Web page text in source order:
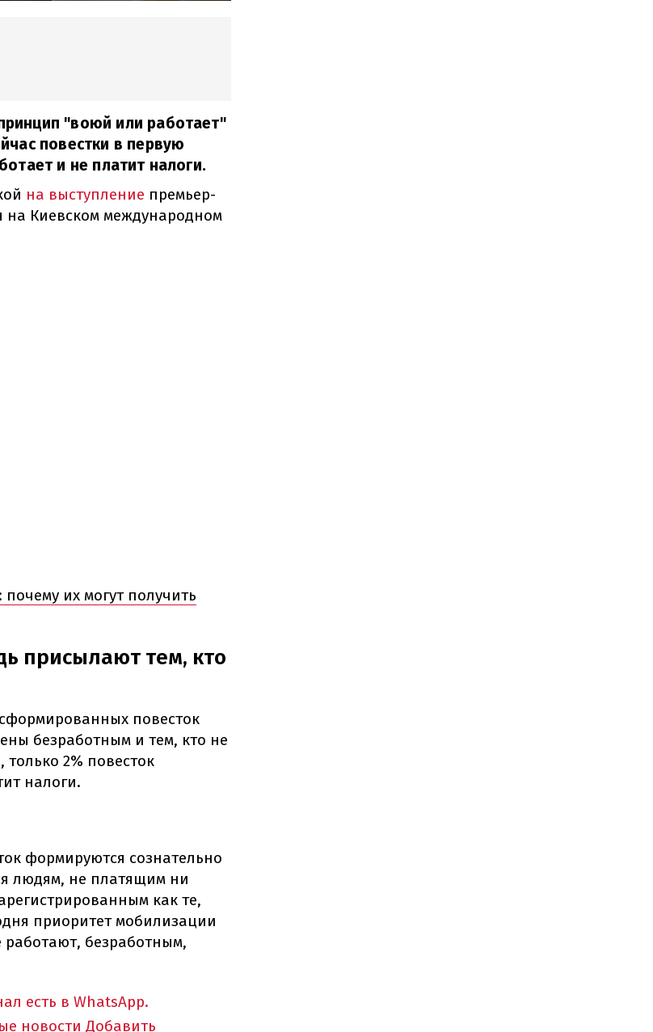
"воюй или работает"
повестки в первую
и не платит налоги.
на выступление премьер-
Киевском международном
их могут получить
присылают тем, кто
повесток
безработным и тем, кто не
2% повесток
налоги.
формируются сознательно
людям, не платящим ни
как те,
приоритет мобилизации
работают, безработным,
есть в WhatsApp.
новости Добавить